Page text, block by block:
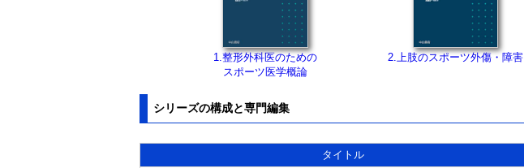
1.整形外科医のための
スポーツ医学概論
2.上肢のスポーツ外傷・障害
シリーズの構成と専門編集
タイトル